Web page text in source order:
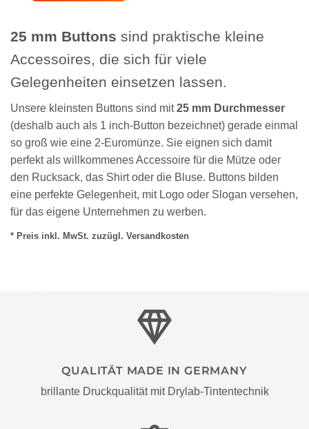
25 mm Buttons sind praktische kleine
Accessoires, die sich für viele
Gelegenheiten einsetzen lassen.
Unsere kleinsten Buttons sind mit25 mm Durchmesser
(deshalb auch als 1 inch-Button bezeichnet) gerade einmal
so groß wie eine 2-Euromünze. Sie eignen sich damit
perfekt als willkommenes Accessoire für die Mütze oder
den Rucksack, das Shirt oder die Bluse. Buttons bilden
eine perfekte Gelegenheit, mit Logo oder Slogan versehen,
für das eigene Unternehmen zu werben.
* Preis inkl. MwSt. zuzügl. Versandkosten
QUALITÄT MADE IN GERMANY
brillante Druckqualität mit Drylab-Tintentechnik